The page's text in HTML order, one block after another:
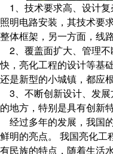
1、技术要求高、设计复
照明电路安装，其技术要
整体框架，另一方面，线
2、覆盖面扩大、管理
快，亮化工程的设计等基
还是新型的小城镇，都应
3、不断创新设计、发
的地方，特别是具有创新
经过多年的发展，我国
鲜明的亮点。 我国亮化工
有民族的特点，随着生活